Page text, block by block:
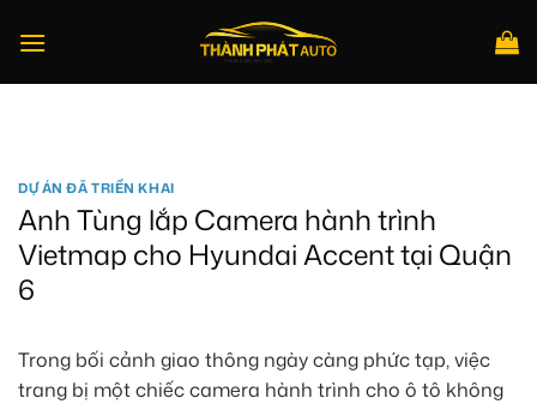
qua
DỰ ÁN ĐÃ TRIỂN KHAI
Anh Tùng lắp Camera hành trình
Vietmap cho Hyundai Accent tại Quận
6
Trong bối cảnh giao thông ngày càng phức tạp, việc
trang bị một chiếc camera hành trình cho ô tô không